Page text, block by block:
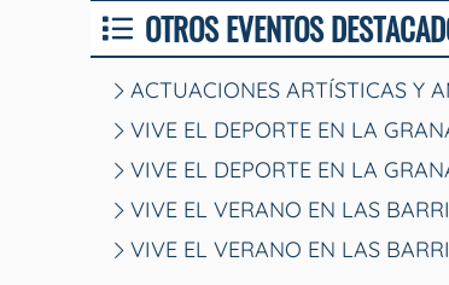
OTROS EVENTOS
ACTUACIONES ARTÍSTICAS Y
VIVE EL DEPORTE EN LA
VIVE EL DEPORTE EN LA
VIVE EL VERANO EN LAS
VIVE EL VERANO EN LAS